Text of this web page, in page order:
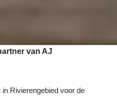
van AJ
Rivierengebied voor de